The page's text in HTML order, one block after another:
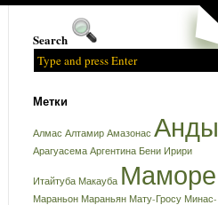
Search
Метки
Алмас Алтамир Амазонас Анды
Арагуасема Аргентина Бени Ирири
Итайтуба Макауба Маморе
Мараньон Мараньян Мату-Гросу Минас-